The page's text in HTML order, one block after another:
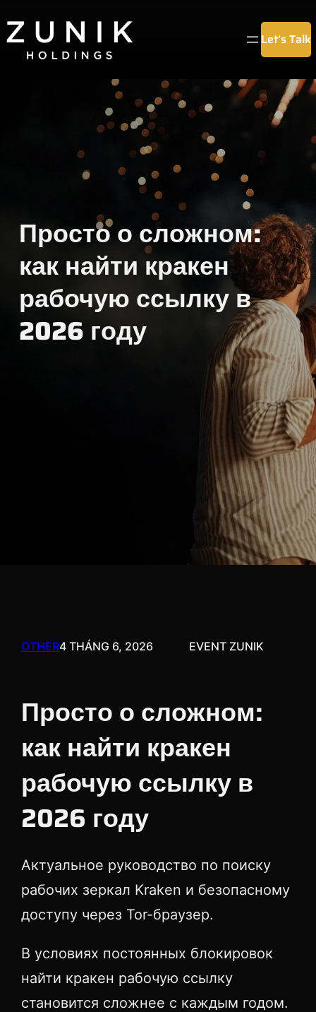
đến
phần
Let’s Talk
Просто о сложном:
как найти кракен
рабочую ссылку в
2026 году
OTHER4 THÁNG 6, 2026 EVENT ZUNIK
Просто о сложном:
как найти кракен
рабочую ссылку в
2026 году
Актуальное руководство по поиску
рабочих зеркал Kraken и безопасному
доступу через Tor-браузер.
В условиях постоянных блокировок
найти кракен рабочую ссылку
становится сложнее с каждым годом.